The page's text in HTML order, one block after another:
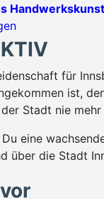
für
ist,
Stadt nie
eine
über die Stadt